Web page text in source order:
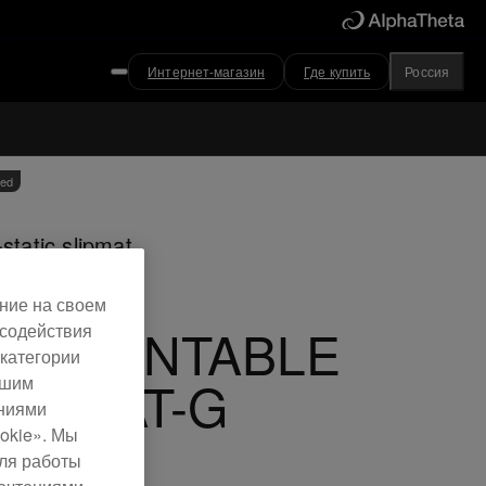
Интернет-магазин Где купить Россия
slipmat
TURNTABLE
G
на своем
Мы
работы